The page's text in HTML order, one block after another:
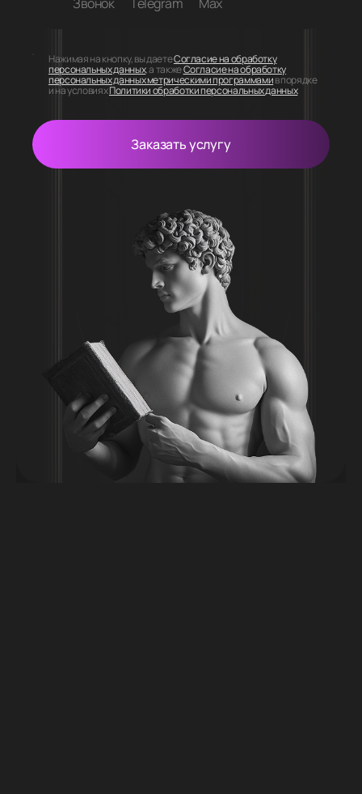
Нажимая на кнопку, вы даетеСогласие на обработку
персональных данных, а такжеСогласие на обработку
персональных данных метрическими программамив порядке
и на условияхПолитики обработки персональных данных
Заказать услугу